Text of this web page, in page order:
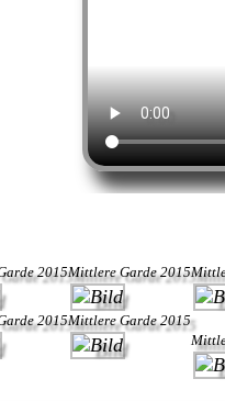
2015Mittlere Garde 2015
2015Mittlere Garde 2015